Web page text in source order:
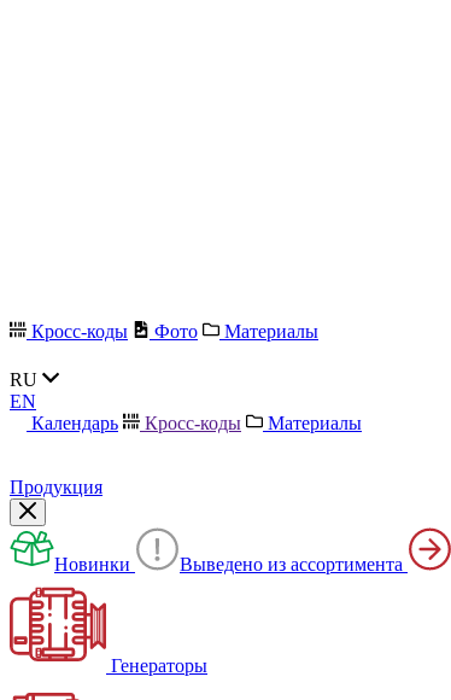
Кросс-коды Фото Материалы
RU
EN
Календарь
Кросс-коды Материалы
Продукция
Новинки Выведено из ассортимента
Генераторы